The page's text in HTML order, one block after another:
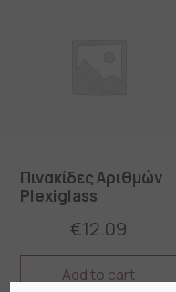
Πινακίδες Αριθμών
Plexiglass
€12.09
Add to cart